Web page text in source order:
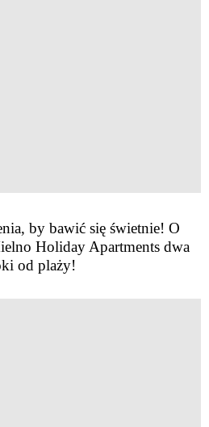
by bawić się świetnie! O
Holiday Apartments dwa
od plaży!